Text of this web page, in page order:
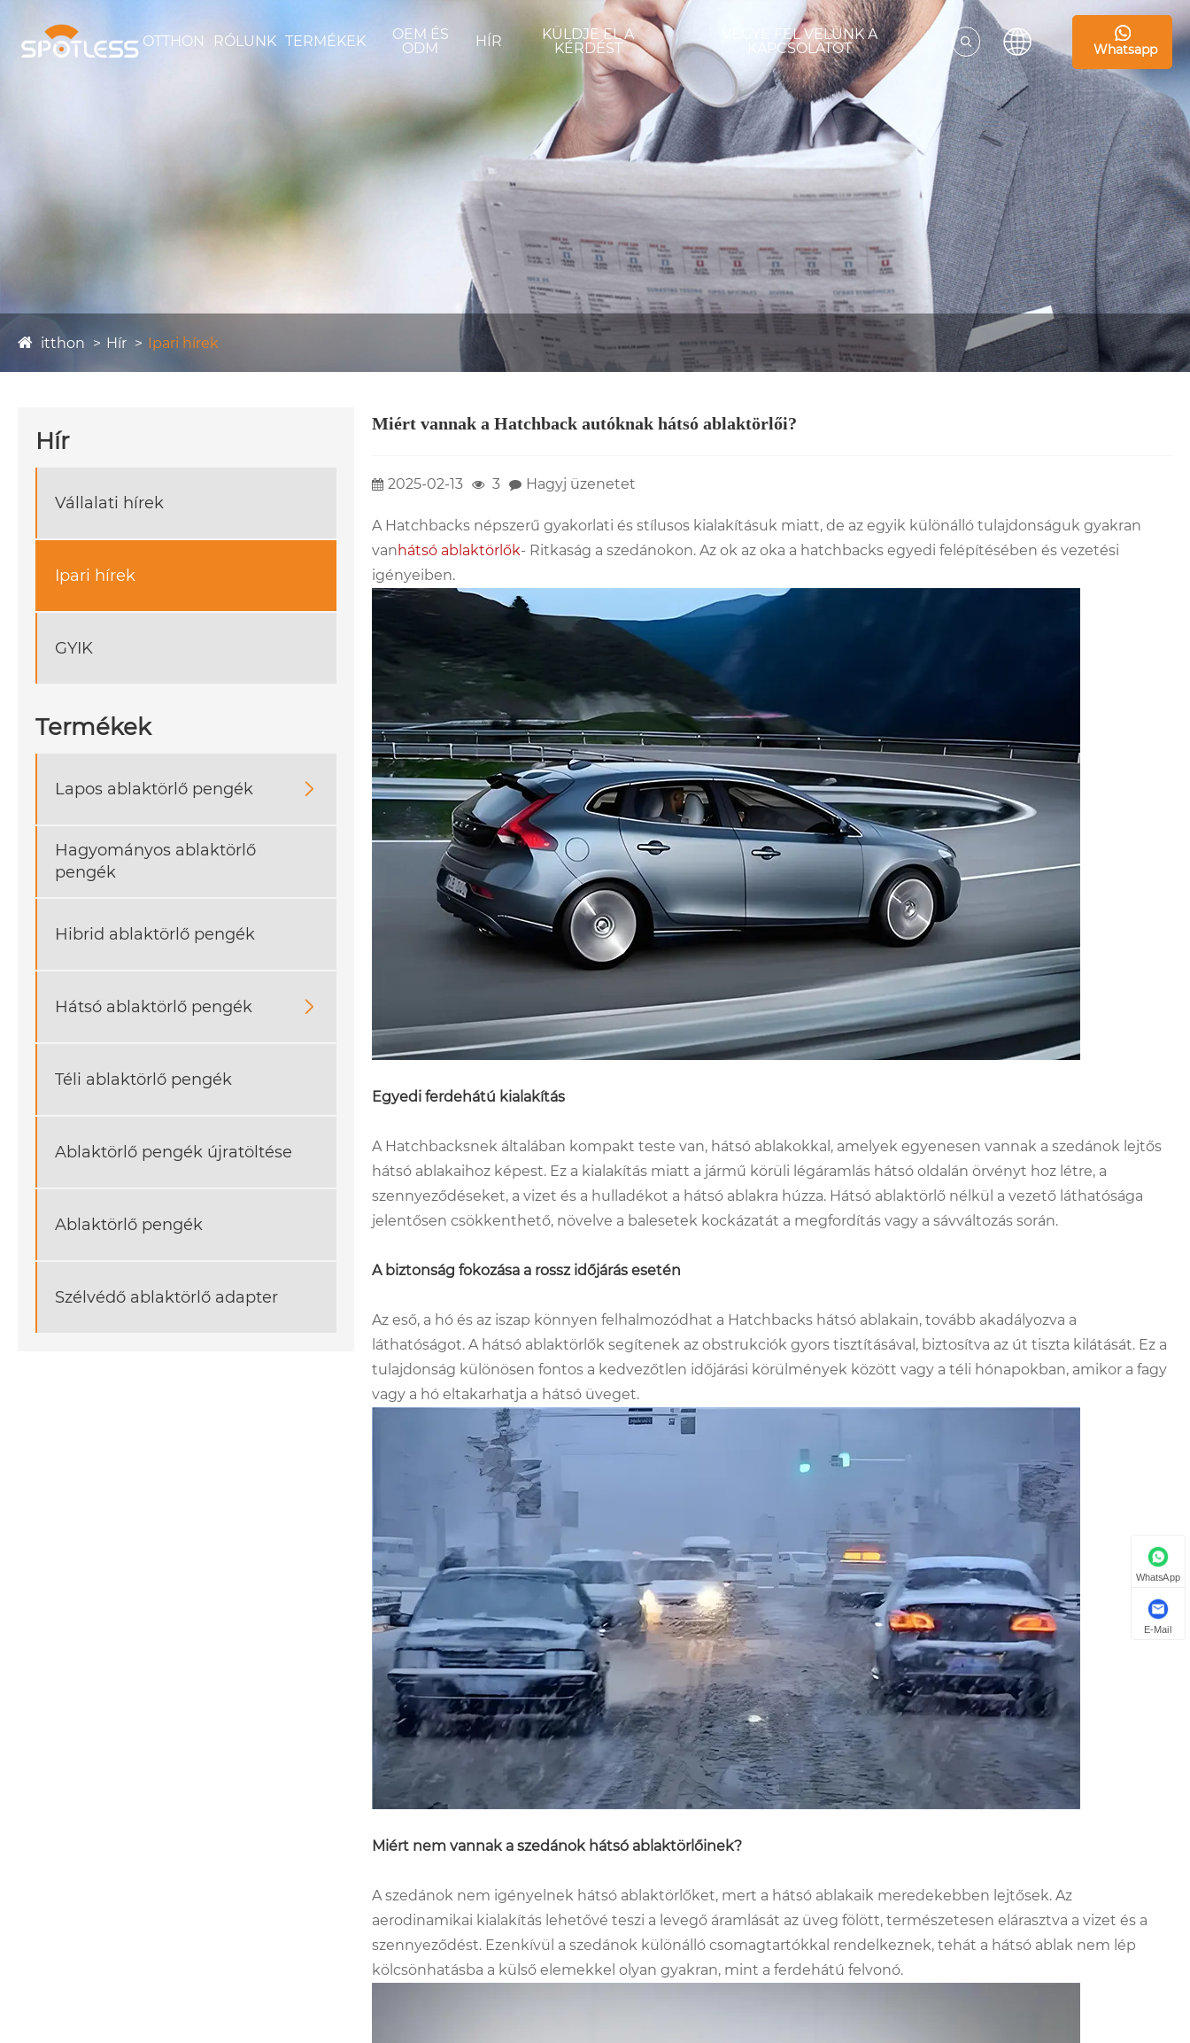
OTTHON RÓLUNK TERMÉKEK
OEM ÉS
ODM
HÍR
KÜLDJE EL A
KÉRDÉST
VEGYE FEL VELÜNK A
KAPCSOLATOT
Whatsapp
itthon Hír Ipari hírek
Hír
Vállalati hírek
Ipari hírek
GYIK
Termékek
Lapos ablaktörlő pengék 
Hagyományos ablaktörlő
pengék
Hibrid ablaktörlő pengék
Hátsó ablaktörlő pengék 
Téli ablaktörlő pengék
Ablaktörlő pengék újratöltése
Ablaktörlő pengék
Szélvédő ablaktörlő adapter
Miért vannak a Hatchback autóknak hátsó ablaktörlői?
2025-02-13 3 Hagyj üzenetet
A Hatchbacks népszerű gyakorlati és stílusos kialakításuk miatt, de az egyik különálló tulajdonságuk gyakran
vanhátsó ablaktörlők- Ritkaság a szedánokon. Az ok az oka a hatchbacks egyedi felépítésében és vezetési
igényeiben.
Egyedi ferdehátú kialakítás
A Hatchbacksnek általában kompakt teste van, hátsó ablakokkal, amelyek egyenesen vannak a szedánok lejtős
hátsó ablakaihoz képest. Ez a kialakítás miatt a jármű körüli légáramlás hátsó oldalán örvényt hoz létre, a
szennyeződéseket, a vizet és a hulladékot a hátsó ablakra húzza. Hátsó ablaktörlő nélkül a vezető láthatósága
jelentősen csökkenthető, növelve a balesetek kockázatát a megfordítás vagy a sávváltozás során.
A biztonság fokozása a rossz időjárás esetén
Az eső, a hó és az iszap könnyen felhalmozódhat a Hatchbacks hátsó ablakain, tovább akadályozva a
láthatóságot. A hátsó ablaktörlők segítenek az obstrukciók gyors tisztításával, biztosítva az út tiszta kilátását. Ez a
tulajdonság különösen fontos a kedvezőtlen időjárási körülmények között vagy a téli hónapokban, amikor a fagy
vagy a hó eltakarhatja a hátsó üveget.
Miért nem vannak a szedánok hátsó ablaktörlőinek?
A szedánok nem igényelnek hátsó ablaktörlőket, mert a hátsó ablakaik meredekebben lejtősek. Az
aerodinamikai kialakítás lehetővé teszi a levegő áramlását az üveg fölött, természetesen elárasztva a vizet és a
szennyeződést. Ezenkívül a szedánok különálló csomagtartókkal rendelkeznek, tehát a hátsó ablak nem lép
kölcsönhatásba a külső elemekkel olyan gyakran, mint a ferdehátú felvonó.
WhatsApp
E-Mail